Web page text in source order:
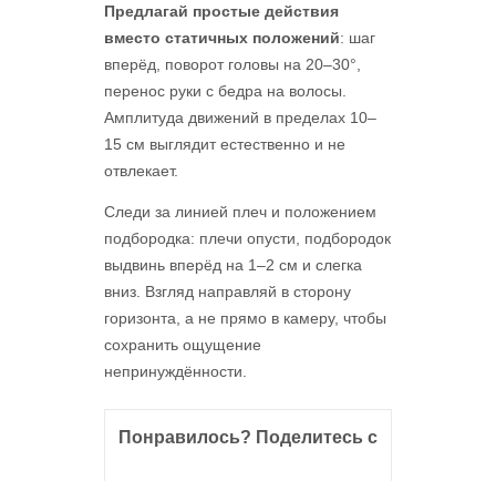
Предлагай простые действия
вместо статичных положений: шаг
вперёд, поворот головы на 20–30°,
перенос руки с бедра на волосы.
Амплитуда движений в пределах 10–
15 см выглядит естественно и не
отвлекает.
Следи за линией плеч и положением
подбородка: плечи опусти, подбородок
выдвинь вперёд на 1–2 см и слегка
вниз. Взгляд направляй в сторону
горизонта, а не прямо в камеру, чтобы
сохранить ощущение
непринуждённости.
Понравилось? Поделитесь с